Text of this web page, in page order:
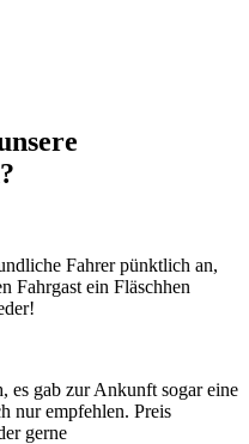
Fahrer pünktlich an,
Fahrgast ein Fläschhen
es gab zur Ankunft sogar eine
nur empfehlen. Preis
gerne